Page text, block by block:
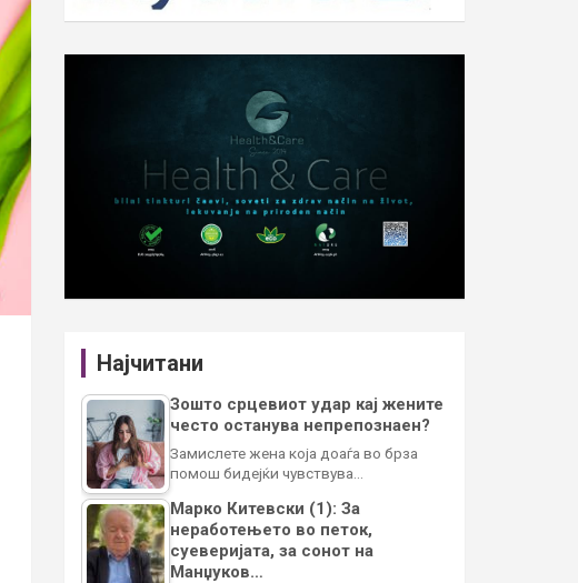
Најчитани
Зошто срцевиот удар кај жените
често останува непрепознаен?
Замислете жена која доаѓа во брза
помош бидејќи чувствува…
Марко Китевски (1): За
неработењето во петок,
суеверијата, за сонот на
Манџуков…